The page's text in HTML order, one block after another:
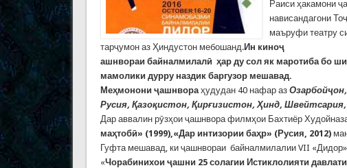
Раиси ҳакамони
нависандагони
маъруфи театру
тарҷумон аз Ҳиндустон мебошанд.Ин киноҷ
ашнвораи байналмилалӣ ҳар ду сол як маротиба бо
мамолики дурру наздик баргузор мешавад.
Меҳмонони ҷашнвораҳудудан 40 нафар аз Озарбойҷон,
Русия, Қазоқистон, Қирғизистон, Ҳинд, Швейтсария,
Дар аввалин рӯзҳои ҷашнвора филмҳои Бахтиёр
маҳтобӣ» (1999), «Дар интизории баҳр» (Русия , 2012)
Гуфта мешавад, ки ҷашнвораи байналмилалии VII
«Чорабинихои ҷашни 25 солагии Истиклолияти